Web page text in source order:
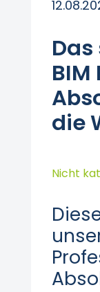
die
Nicht